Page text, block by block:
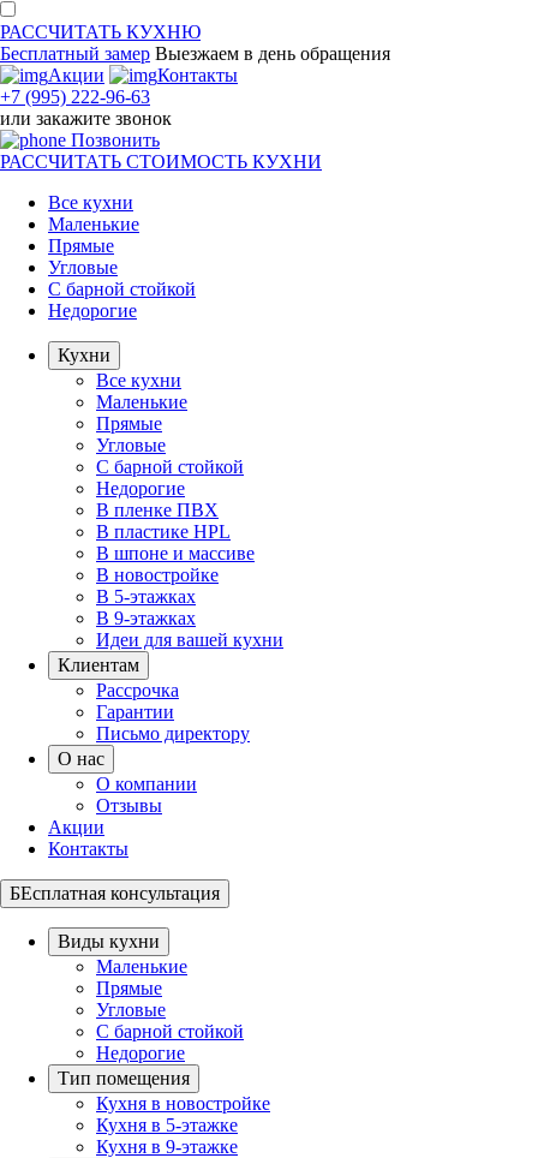
РАССЧИТАТЬ КУХНЮ
Бесплатный замер Выезжаем в день обращения
Акции
Контакты
+7 (995) 222-96-63
или закажите звонок
Позвонить
РАССЧИТАТЬ СТОИМОСТЬ КУХНИ
Все кухни
Маленькие
Прямые
Угловые
С барной стойкой
Недорогие
Кухни
Все кухни
Маленькие
Прямые
Угловые
С барной стойкой
Недорогие
В пленке ПВХ
В пластике HPL
В шпоне и массиве
В новостройке
В 5-этажках
В 9-этажках
Идеи для вашей кухни
Клиентам
Рассрочка
Гарантии
Письмо директору
О нас
О компании
Отзывы
Акции
Контакты
БЕсплатная консультация
Виды кухни
Маленькие
Прямые
Угловые
С барной стойкой
Недорогие
Тип помещения
Кухня в новостройке
Кухня в 5-этажке
Кухня в 9-этажке